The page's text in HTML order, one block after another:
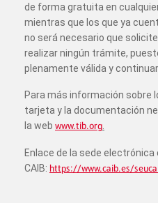
de forma gratuita en
mientras que los que ya
no será necesario que
realizar ningún trámite,
plenamente válida y
Para más información sobre
tarjeta y la documentación
la web www.tib.org
Enlace de la sede electrónica
CAIB: https://www.caib.es/